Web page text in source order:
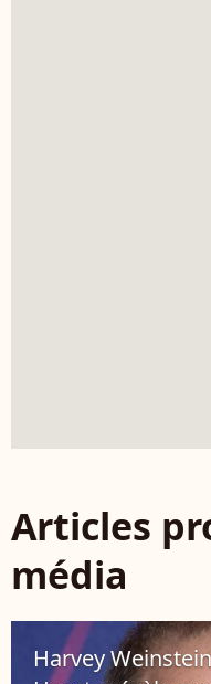
Articles
média
Harvey